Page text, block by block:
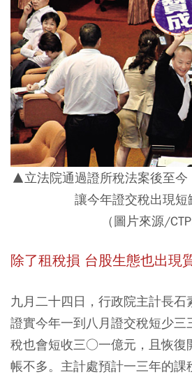
▲立法院通過證所稅法案後至今
讓今年證交稅出現短
（圖片來源/
除了租稅損 台股生態也出現
九月二十四日，行政院主計長石
證實今年一到八月證交稅短少三
稅也會短收三○一億元，且恢復
帳不多。主計處預計一三年的